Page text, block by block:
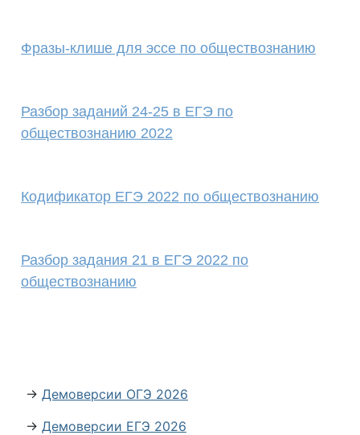
Фразы-клише для эссе по обществознанию
Разбор заданий 24-25 в ЕГЭ по
обществознанию 2022
Кодификатор ЕГЭ 2022 по обществознанию
Разбор задания 21 в ЕГЭ 2022 по
обществознанию
→ Демоверсии ОГЭ 2026
→ Демоверсии ЕГЭ 2026